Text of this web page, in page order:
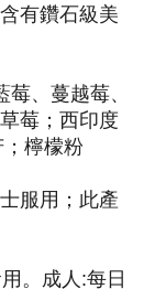
有鑽石級美
、蔓越莓、
莓；西印度
檸檬粉
服用；此產
。成人:每日